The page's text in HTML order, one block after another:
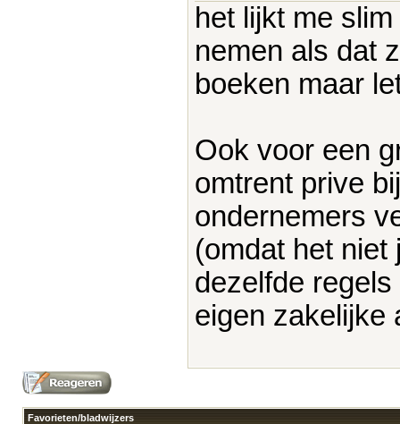
het lijkt me
nemen als dat
boeken maar
Ook voor een
omtrent prive
ondernemers
(omdat het niet
dezelfde
eigen zakelijke
Favorieten/bladwijzers